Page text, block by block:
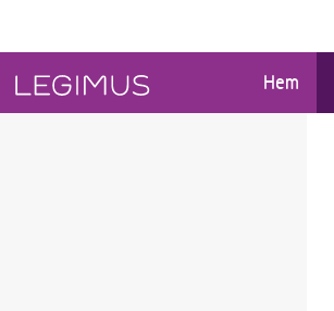
Hem